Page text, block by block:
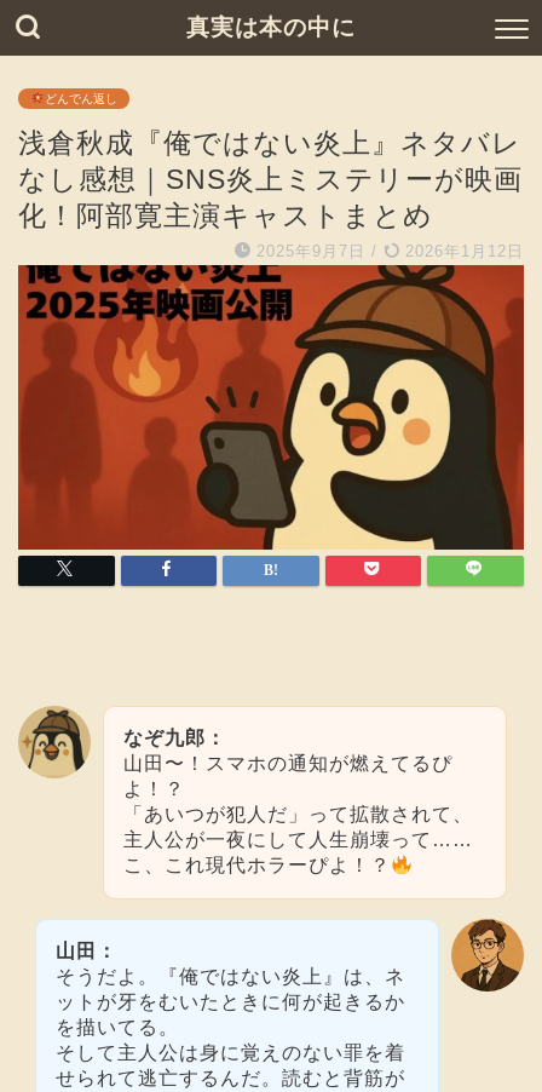
真実は本の中に
どんでん返し
浅倉秋成『俺ではない炎上』ネタバレ
なし感想｜SNS炎上ミステリーが映画
化！阿部寛主演キャストまとめ
2025年9月7日 / 2026年1月12日
なぞ九郎：
山田〜！スマホの通知が燃えてるぴ
よ！？
「あいつが犯人だ」って拡散されて、
主人公が一夜にして人生崩壊って……
こ、これ現代ホラーぴよ！？
山田：
そうだよ。『俺ではない炎上』は、ネ
ットが牙をむいたときに何が起きるか
を描いてる。
そして主人公は身に覚えのない罪を着
せられて逃亡するんだ。読むと背筋が